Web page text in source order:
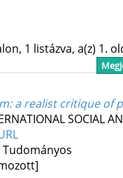
1 listázva, a(z) 1.
a realist critique of
SOCIAL